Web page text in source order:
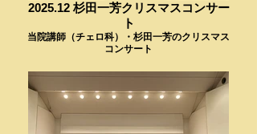
2025.12 杉田一芳クリスマスコンサー
ト
当院講師（チェロ科）・杉田一芳のクリスマス
コンサート